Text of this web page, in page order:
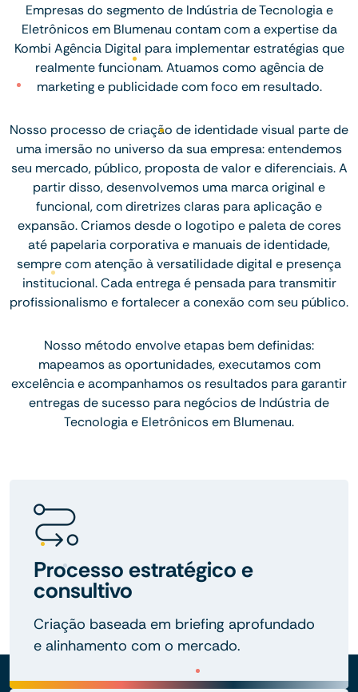
Empresas do segmento de Indústria de Tecnologia e
Eletrônicos em Blumenau contam com a expertise da
Kombi Agência Digital para implementar estratégias que
realmente funcionam. Atuamos como agência de
marketing e publicidade com foco em resultado.
Nosso processo de criação de identidade visual parte de
uma imersão no universo da sua empresa: entendemos
seu mercado, público, proposta de valor e diferenciais. A
partir disso, desenvolvemos uma marca original e
funcional, com diretrizes claras para aplicação e
expansão. Criamos desde o logotipo e paleta de cores
até papelaria corporativa e manuais de identidade,
sempre com atenção à versatilidade digital e presença
institucional. Cada entrega é pensada para transmitir
profissionalismo e fortalecer a conexão com seu público.
Nosso método envolve etapas bem definidas:
mapeamos as oportunidades, executamos com
excelência e acompanhamos os resultados para garantir
entregas de sucesso para negócios de Indústria de
Tecnologia e Eletrônicos em Blumenau.
Processo estratégico e
consultivo
Criação baseada em briefing aprofundado
e alinhamento com o mercado.